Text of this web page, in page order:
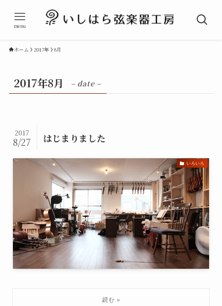
menu
ホーム 2017年 8月
2017年8月 – date –
はじまりました
2017
8/27
いろいろ